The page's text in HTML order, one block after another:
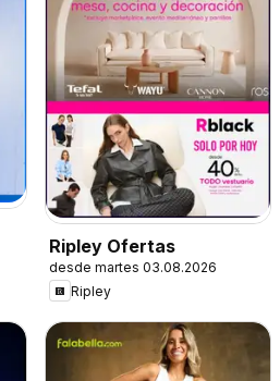
Ripley Ofertas
desde martes 03.08.2026
Ripley